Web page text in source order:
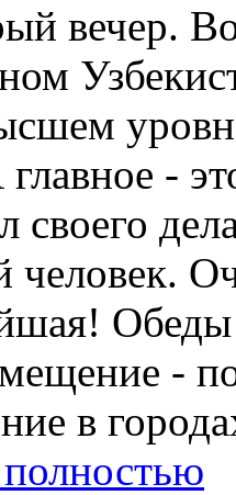
вечер.
-
своего
человек.
-
в